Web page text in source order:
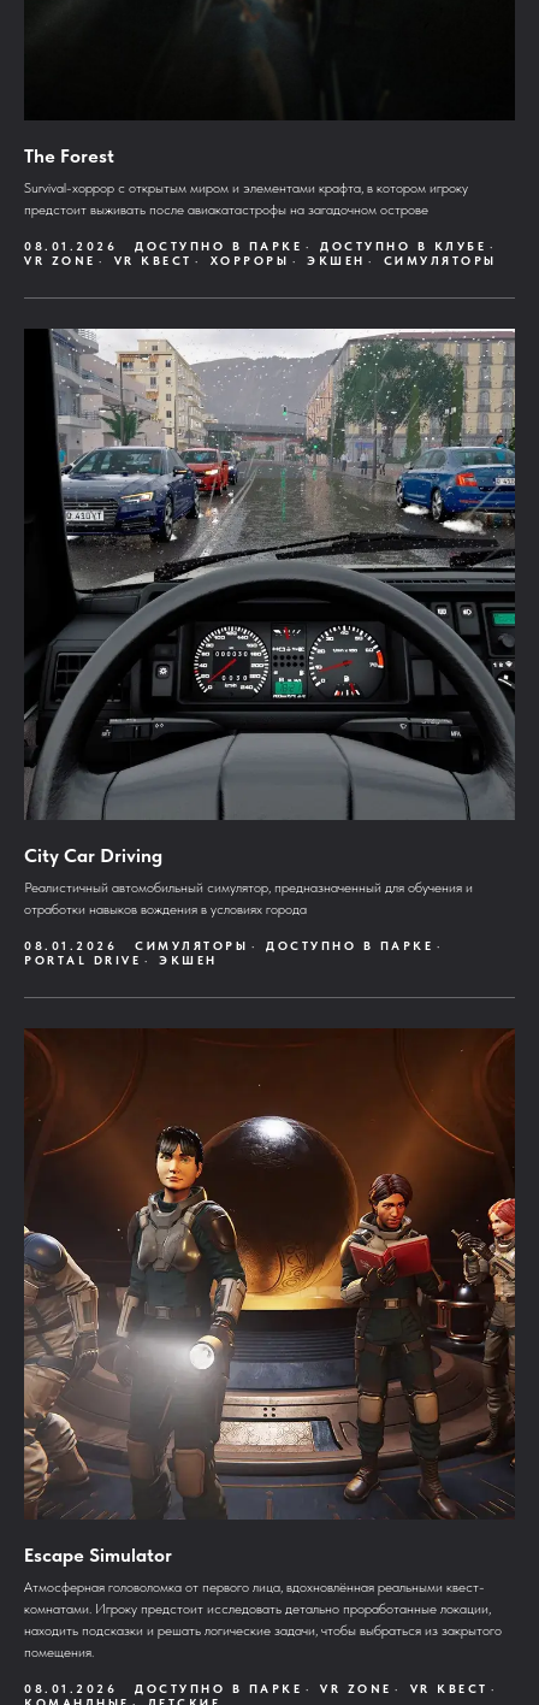
The Forest
Survival-хоррор с открытым миром и элементами крафта, в котором игроку
предстоит выживать после авиакатастрофы на загадочном острове
08.01.2026 ДОСТУПНО В ПАРКЕ
ДОСТУПНО В КЛУБЕ
VR ZONE
VR КВЕСТ ХОРРОРЫ ЭКШЕН СИМУЛЯТОРЫ
City Car Driving
Реалистичный автомобильный симулятор, предназначенный для обучения и
отработки навыков вождения в условиях города
08.01.2026 СИМУЛЯТОРЫ
ДОСТУПНО В ПАРКЕ
PORTAL DRIVE
ЭКШЕН
Escape Simulator
Aтмосферная головоломка от первого лица, вдохновлённая реальными квест-
комнатами. Игроку предстоит исследовать детально проработанные локации,
находить подсказки и решать логические задачи, чтобы выбраться из закрытого
помещения.
08.01.2026 ДОСТУПНО В ПАРКЕ VR ZONE
VR КВЕСТ